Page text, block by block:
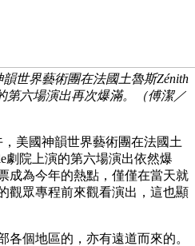
世界藝術團在法國土魯斯Zénith
第六場演出再次爆滿。（傅潔／
美國神韻世界藝術團在法國土
劇院上演的第六場演出依然爆
成為今年的熱點，僅僅在當天就
觀眾專程前來觀看演出，這也顯
各個地區的，亦有遠道而來的。